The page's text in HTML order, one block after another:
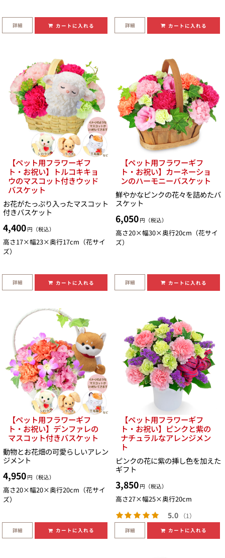
詳細 カートに入れる 詳細 カートに入れる
【ペット用フラワーギフ
ト・お祝い】トルコキキョ
ウのマスコット付きウッド
バスケット
お花がたっぷり入ったマスコット
付きバスケット
4,400 円（税込）
高さ17×幅23×奥行17cm（花サイ
ズ）
詳細 カートに入れる
【ペット用フラワーギフ
ト・お祝い】カーネーショ
ンのハーモニーバスケット
鮮やかなピンクの花々を詰めたバ
スケット
6,050 円（税込）
高さ20×幅30×奥行20cm（花サイ
ズ）
詳細 カートに入れる
【ペット用フラワーギフ
ト・お祝い】デンファレの
マスコット付きバスケット
動物とお花畑の可愛らしいアレン
ジメント
4,950 円（税込）
高さ20×幅20×奥行20cm（花サイ
ズ）
詳細 カートに入れる
【ペット用フラワーギフ
ト・お祝い】ピンクと紫の
ナチュラルなアレンジメン
ト
ピンクの花に紫の挿し色を加えた
ギフト
3,850 円（税込）
高さ27×幅25×奥行20cm
5.0 （1）
詳細 カートに入れる